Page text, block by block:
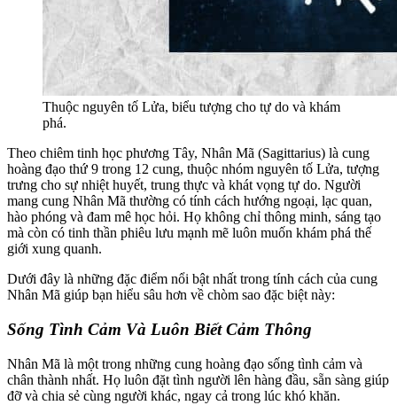
Thuộc nguyên tố Lửa, biểu tượng cho tự do và khám
phá.
Theo chiêm tinh học phương Tây, Nhân Mã (Sagittarius) là cung
hoàng đạo thứ 9 trong 12 cung, thuộc nhóm nguyên tố Lửa, tượng
trưng cho sự nhiệt huyết, trung thực và khát vọng tự do. Người
mang cung Nhân Mã thường có tính cách hướng ngoại, lạc quan,
hào phóng và đam mê học hỏi. Họ không chỉ thông minh, sáng tạo
mà còn có tinh thần phiêu lưu mạnh mẽ luôn muốn khám phá thế
giới xung quanh.
Dưới đây là những đặc điểm nổi bật nhất trong tính cách của cung
Nhân Mã giúp bạn hiểu sâu hơn về chòm sao đặc biệt này:
Sống Tình Cảm Và Luôn Biết Cảm Thông
Nhân Mã là một trong những cung hoàng đạo sống tình cảm và
chân thành nhất. Họ luôn đặt tình người lên hàng đầu, sẵn sàng giúp
đỡ và chia sẻ cùng người khác, ngay cả trong lúc khó khăn.